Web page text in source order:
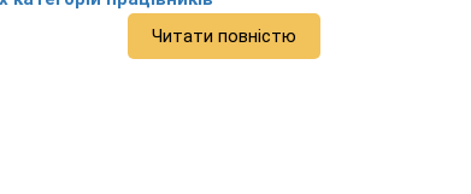
Читати повністю